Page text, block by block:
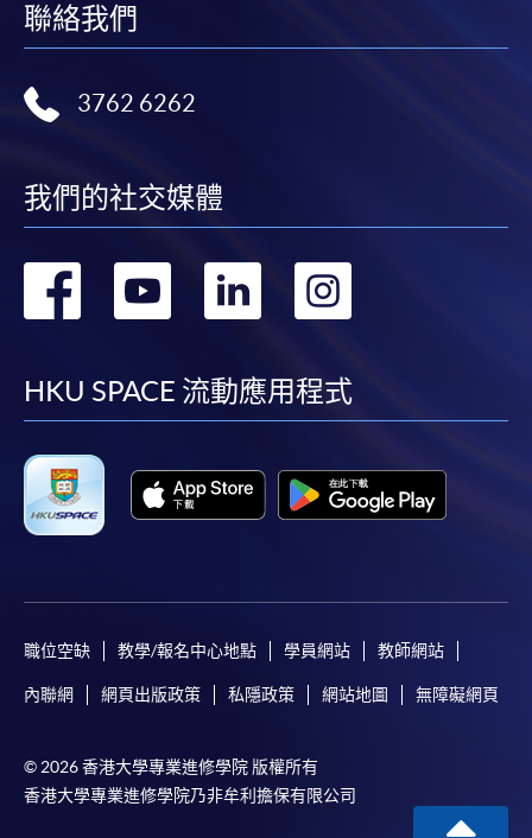
聯絡我們
3762 6262
我們的社交媒體
轉
facebook
轉
youtube
轉
linkedin
轉
HKU SPACE 流動應用程式
職位空缺 教學/報名中心地點 學員網站 教師網站
內聯網 網頁出版政策 私隱政策 網站地圖 無障礙網頁
© 2026 香港大學專業進修學院 版權所有
香港大學專業進修學院乃非牟利擔保有限公司